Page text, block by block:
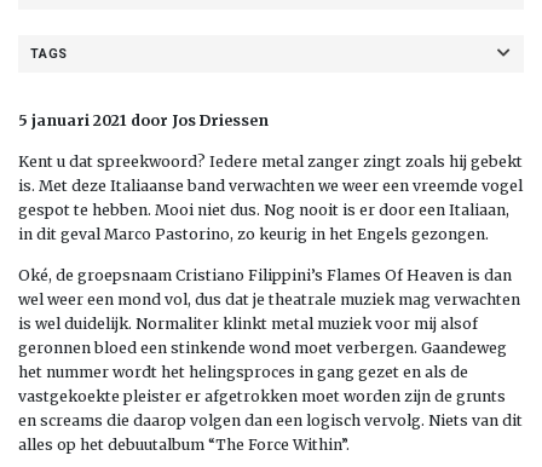
TAGS
5 januari 2021 door Jos Driessen
Kent u dat spreekwoord? Iedere metal zanger zingt zoals hij gebekt
is. Met deze Italiaanse band verwachten we weer een vreemde vogel
gespot te hebben. Mooi niet dus. Nog nooit is er door een Italiaan,
in dit geval Marco Pastorino, zo keurig in het Engels gezongen.
Oké, de groepsnaam Cristiano Filippini’s Flames Of Heaven is dan
wel weer een mond vol, dus dat je theatrale muziek mag verwachten
is wel duidelijk. Normaliter klinkt metal muziek voor mij alsof
geronnen bloed een stinkende wond moet verbergen. Gaandeweg
het nummer wordt het helingsproces in gang gezet en als de
vastgekoekte pleister er afgetrokken moet worden zijn de grunts
en screams die daarop volgen dan een logisch vervolg. Niets van dit
alles op het debuutalbum “The Force Within”.